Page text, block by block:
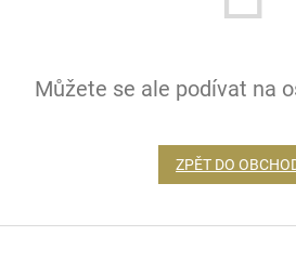
Můžete se ale podívat na
ZPĚT DO